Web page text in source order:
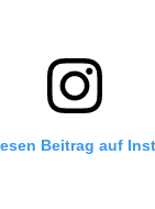
Beitrag auf